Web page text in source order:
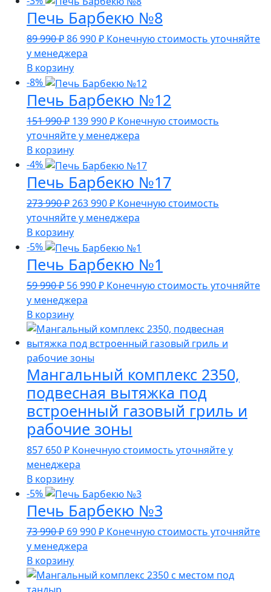
990 ₽.
Печь Барбекю №8
89 990₽Первоначальная
цена
составляла
89
990 ₽.
86 990₽Текущая
990 ₽.
Конечную стоимость уточняйте
у менеджера
В корзину
-8%
Печь Барбекю №12
151 990₽ Первоначальная
цена
составляла
151
990 ₽.
139 990₽Текущая
цена:
990 ₽.
Конечную стоимость
уточняйте у менеджера
В корзину
-4%
Печь Барбекю №17
273 990₽ Первоначальная
цена
составляла
273
990 ₽.
263 990₽Текущая
цена:
990 ₽.
Конечную стоимость
уточняйте у менеджера
В корзину
-5%
Печь Барбекю №1
59 990₽ Первоначальная
цена
составляла
59
990 ₽.
56 990₽Текущая
990 ₽.
Конечную стоимость уточняйте
у менеджера
В корзину
Мангальный комплекс 2350,
подвесная вытяжка под
встроенный газовый гриль и
рабочие зоны
857 650₽ Конечную стоимость уточняйте у
менеджера
В корзину
-5%
Печь Барбекю №3
73 990₽ Первоначальная
цена
составляла
73
69 990₽Текущая
990 ₽.
Конечную стоимость уточняйте
у менеджера
В корзину